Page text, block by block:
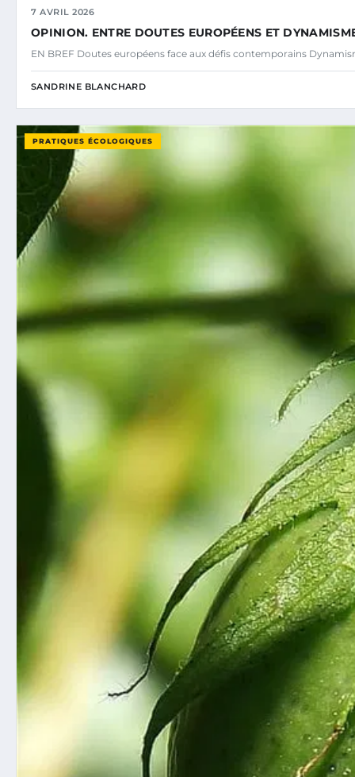
7 AVRIL 2026
OPINION. ENTRE DOUTES EUROPÉENS ET
EN BREF Doutes européens face aux défis contemporains
SANDRINE BLANCHARD
PRATIQUES ÉCOLOGIQUES